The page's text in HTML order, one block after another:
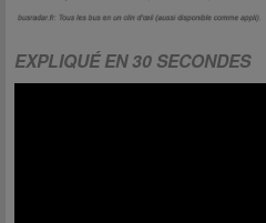
EXPLIQUÉ EN 30 SECONDES